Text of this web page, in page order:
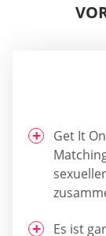
Get It
Es ist